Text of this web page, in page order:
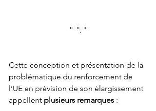
°  °. °
Cette conception et présentation de la
problématique du renforcement de
l’UE en prévision de son élargissement
appellent plusieurs remarques :